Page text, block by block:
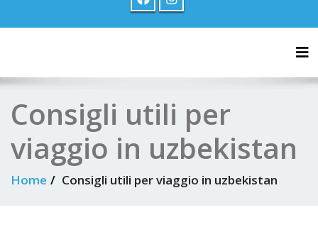
Consigli utili per
viaggio in uzbekistan
Home Consigli utili per viaggio in uzbekistan